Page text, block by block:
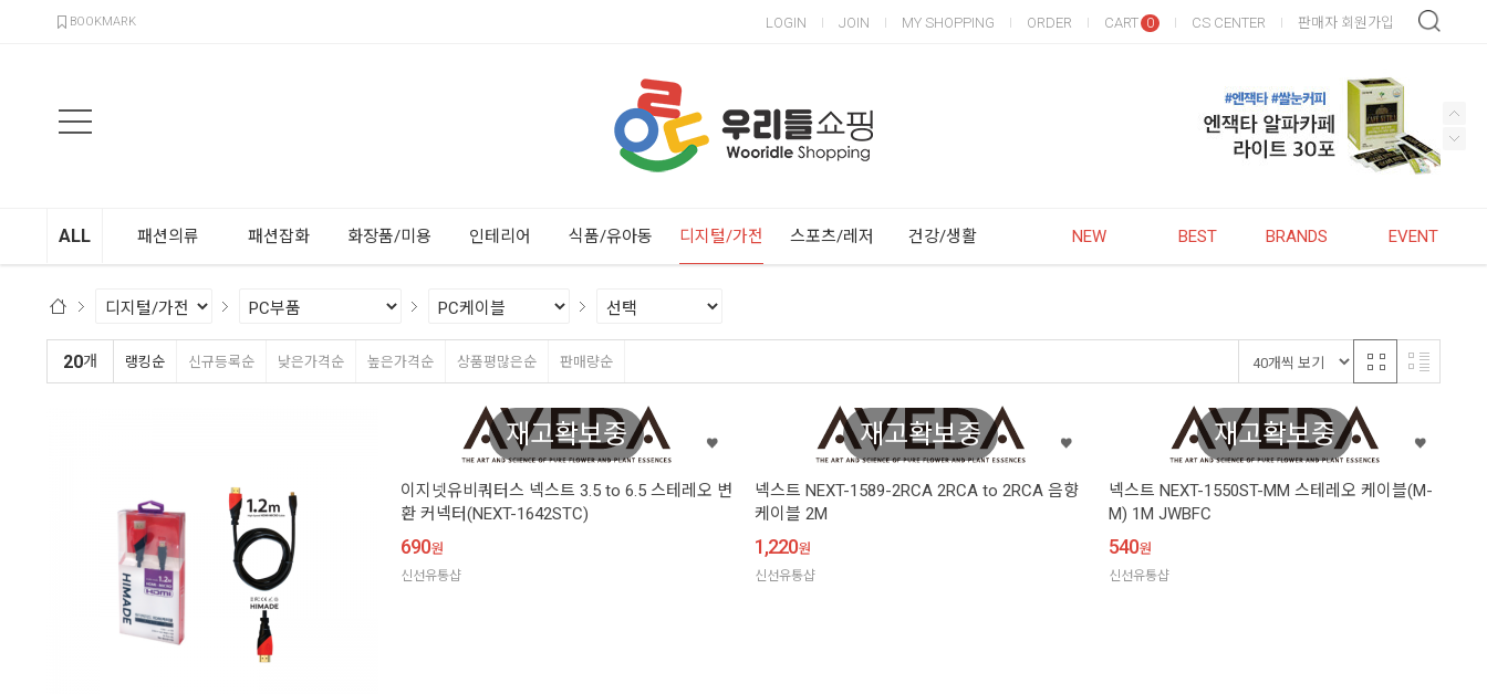
BOOKMARK LOGIN JOIN MY SHOPPING ORDER CART 0 CS CENTER 판매자 회원가입
ALL 패션의류 패션잡화 화장품/미용 인테리어 식품/유아동 디지털/가전 스포츠/레저 건강/생활 NEW BEST BRANDS EVENT
20개 랭킹순 신규등록순 낮은가격순 높은가격순 상품평많은순 판매량순
재고확보중
이지넷유비쿼터스 넥스트 3.5 to 6.5 스테레오 변
환 커넥터(NEXT-1642STC)
690원
신선유통샵
재고확보중
넥스트 NEXT-1589-2RCA 2RCA to 2RCA 음향
케이블 2M
1,220원
신선유통샵
재고확보중
넥스트 NEXT-1550ST-MM 스테레오 케이블(M-
M) 1M JWBFC
540원
신선유통샵